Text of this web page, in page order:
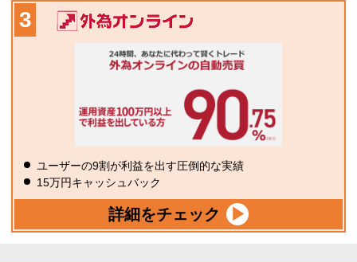
ユーザーの9割が利益を出す圧倒的な実績
15万円キャッシュバック
詳細をチェック